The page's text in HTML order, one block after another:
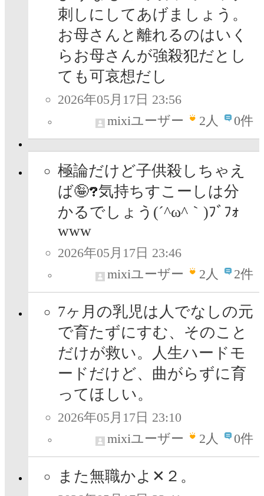
刺しにしてあげましょう。
お母さんと離れるのはいく
らお母さんが強殺犯だとし
ても可哀想だし
2026年05月17日 23:56
mixiユーザー
2人 0件
極論だけど子供殺しちゃえ
ば🤪 気持ちすこーしは分
かるでしょう(´^ω^｀)ﾌﾞﾌｫ
www
2026年05月17日 23:46
mixiユーザー
2人 2件
7ヶ月の乳児は人でなしの元
で育たずにすむ、そのこと
だけが救い。人生ハードモ
ードだけど、曲がらずに育
ってほしい。
2026年05月17日 23:10
mixiユーザー
2人 0件
また無職かよ✕２。